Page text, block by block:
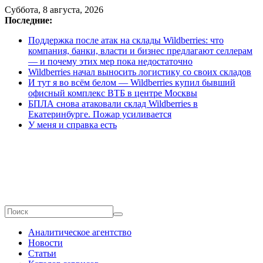
Перейти
к
Суббота, 8 августа, 2026
Последние:
Поддержка после атак на склады Wildberries: что
компания, банки, власти и бизнес предлагают селлерам
— и почему этих мер пока недостаточно
Wildberries начал выносить логистику со своих складов
И тут я во всём белом — Wildberries купил бывший
офисный комплекс ВТБ в центре Москвы
БПЛА снова атаковали склад Wildberries в
Екатеринбурге. Пожар усиливается
У меня и справка есть
ECOMHUB
Аналитическое агентство
Новости
Статьи